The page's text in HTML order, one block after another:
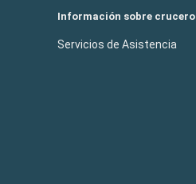
Información sobre crucero
Servicios de Asistencia